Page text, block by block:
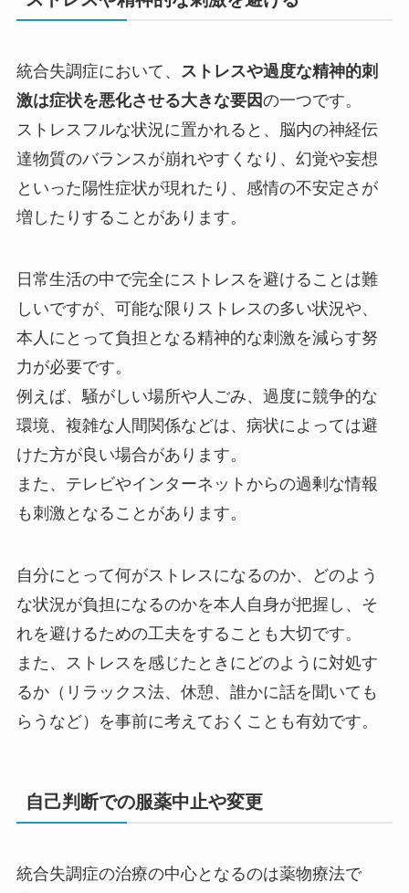
統合失調症において、 ストレスや過度な精神的刺
激は症状を悪化させる大きな要因の一つです。
ストレスフルな状況に置かれると、脳内の神経伝
達物質のバランスが崩れやすくなり、幻覚や妄想
といった陽性症状が現れたり、感情の不安定さが
増したりすることがあります。
日常生活の中で完全にストレスを避けることは難
しいですが、可能な限りストレスの多い状況や、
本人にとって負担となる精神的な刺激を減らす努
力が必要です。
例えば、騒がしい場所や人ごみ、過度に競争的な
環境、複雑な人間関係などは、病状によっては避
けた方が良い場合があります。
また、テレビやインターネットからの過剰な情報
も刺激となることがあります。
自分にとって何がストレスになるのか、どのよう
な状況が負担になるのかを本人自身が把握し、そ
れを避けるための工夫をすることも大切です。
また、ストレスを感じたときにどのように対処す
るか（リラックス法、休憩、誰かに話を聞いても
らうなど）を事前に考えておくことも有効です。
自己判断での服薬中止や変更
統合失調症の治療の中心となるのは薬物療法で